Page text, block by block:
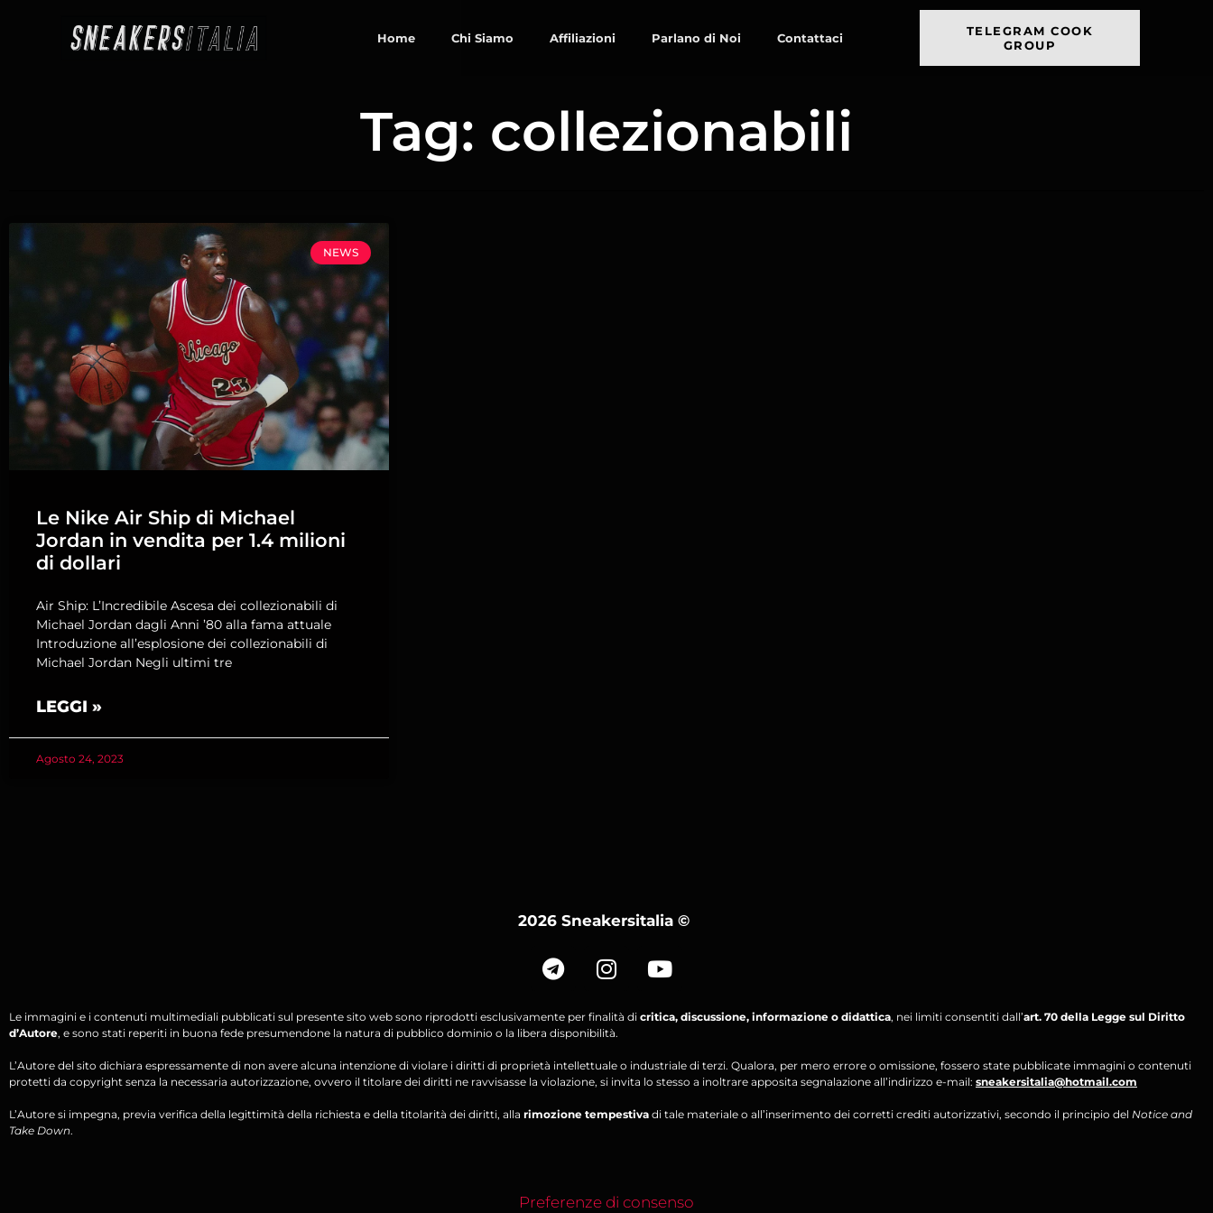
Home Chi Siamo Affiliazioni Parlano di Noi Contattaci
TELEGRAM COOK
GROUP
Tag: collezionabili
NEWS
Le Nike Air Ship di Michael
Jordan in vendita per 1.4 milioni
di dollari
Air Ship: L’Incredibile Ascesa dei collezionabili di
Michael Jordan dagli Anni ’80 alla fama attuale
Introduzione all’esplosione dei collezionabili di
Michael Jordan Negli ultimi tre
LEGGI »
Agosto 24, 2023
2026 Sneakersitalia©
Le immagini e i contenuti multimediali pubblicati sul presente sito web sono riprodotti esclusivamente per finalità di critica, discussione, informazione o didattica, nei limiti consentiti dall’art. 70 della Legge sul Diritto
d’Autore, e sono stati reperiti in buona fede presumendone la natura di pubblico dominio o la libera disponibilità.
L’Autore del sito dichiara espressamente di non avere alcuna intenzione di violare i diritti di proprietà intellettuale o industriale di terzi. Qualora, per mero errore o omissione, fossero state pubblicate immagini o contenuti
protetti da copyright senza la necessaria autorizzazione, ovvero il titolare dei diritti ne ravvisasse la violazione, si invita lo stesso a inoltrare apposita segnalazione all’indirizzo e-mail: sneakersitalia@hotmail.com
L’Autore si impegna, previa verifica della legittimità della richiesta e della titolarità dei diritti, alla rimozione tempestiva di tale materiale o all’inserimento dei corretti crediti autorizzativi, secondo il principio del Notice and
Take Down.
Preferenze di consenso